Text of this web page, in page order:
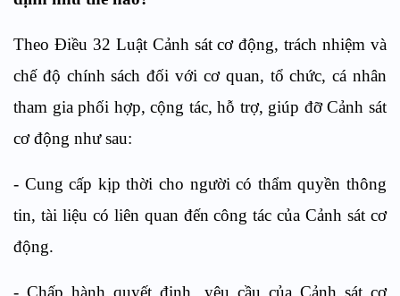
Theo Điều 32 Luật Cảnh sát cơ động, trách nhiệm và
chế độ chính sách đối với cơ quan, tổ chức, cá nhân
tham gia phối hợp, cộng tác, hỗ trợ, giúp đỡ Cảnh sát
cơ động như sau:
- Cung cấp kịp thời cho người có thẩm quyền thông
tin, tài liệu có liên quan đến công tác của Cảnh sát cơ
động.
- Chấp hành quyết định, yêu cầu của Cảnh sát cơ